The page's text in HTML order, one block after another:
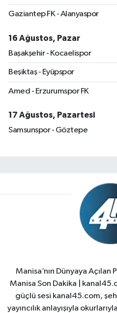
Gaziantep FK - Alanyaspor
16 Ağustos, Pazar
Başakşehir - Kocaelispor
Beşiktaş - Eyüpspor
Amed - Erzurumspor FK
17 Ağustos, Pazartesi
Samsunspor - Göztepe
Manisa’nın Dünyaya
Manisa Son Dakika |
güçlü sesi kanal45.com,
yayıncılık anlayışıyla